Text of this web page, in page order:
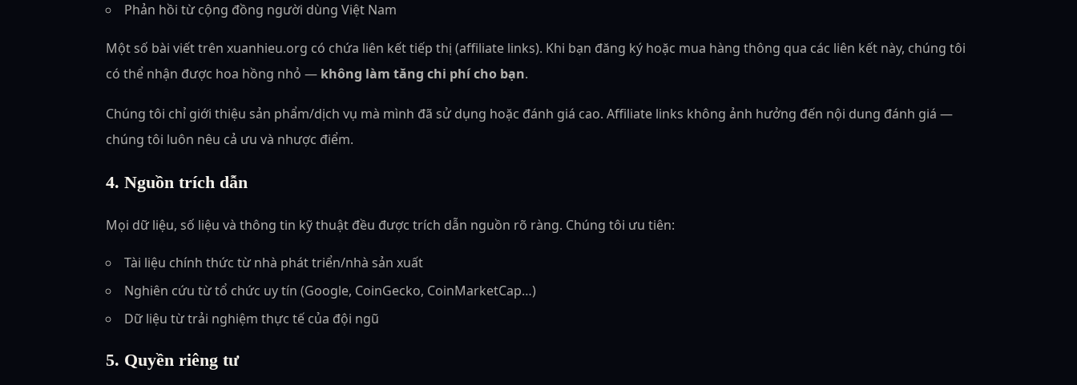
Phản hồi từ cộng đồng người dùng Việt Nam
Một số bài viết trên xuanhieu.org có chứa liên kết tiếp thị (affiliate links). Khi bạn đăng ký hoặc mua hàng thông qua các liên kết này, chúng tôi
có thể nhận được hoa hồng nhỏ — không làm tăng chi phí cho bạn.
Chúng tôi chỉ giới thiệu sản phẩm/dịch vụ mà mình đã sử dụng hoặc đánh giá cao. Affiliate links không ảnh hưởng đến nội dung đánh giá —
chúng tôi luôn nêu cả ưu và nhược điểm.
4. Nguồn trích dẫn
Mọi dữ liệu, số liệu và thông tin kỹ thuật đều được trích dẫn nguồn rõ ràng. Chúng tôi ưu tiên:
Tài liệu chính thức từ nhà phát triển/nhà sản xuất
Nghiên cứu từ tổ chức uy tín (Google, CoinGecko, CoinMarketCap…)
Dữ liệu từ trải nghiệm thực tế của đội ngũ
5. Quyền riêng tư